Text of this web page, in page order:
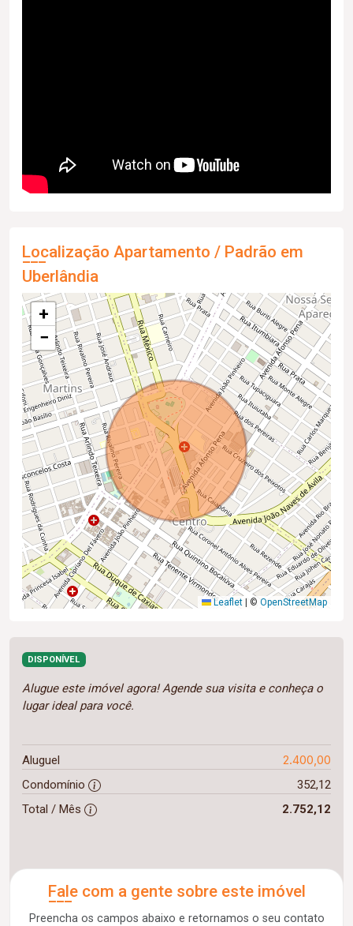
Localização Apartamento / Padrão em
Uberlândia
+
−
Leaflet © OpenStreetMap
DISPONÍVEL
Alugue este imóvel agora! Agende sua visita e conheça o
lugar ideal para você.
Aluguel 2.400,00
Condomínio
352,12
Total / Mês
2.752,12
Fale com a gente sobre este imóvel
Preencha os campos abaixo e retornamos o seu contato